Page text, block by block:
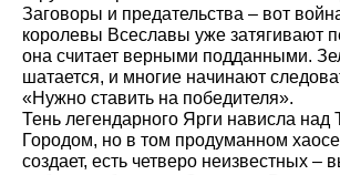
Заговоры и предательства – вот
королевы Всеславы уже затягивают
она считает верными подданными.
шатается, и многие начинают
«Нужно ставить на победителя».
Тень легендарного Ярги нависла над
Городом, но в том продуманном
создает, есть четверо неизвестных